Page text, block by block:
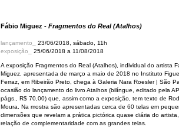
Fábio Miguez - Fragmentos do Real (Atalhos)
lançamento_ 23/06/2018, sábado, 11h
exposição_ 25/06/2018 a 11/08/2018
A exposição Fragmentos do Real (Atalhos), individual do artista
Miguez, apresentada de março a maio de 2018 no Instituto
Ferraz, em Ribeirão Preto, chega à Galeria Nara Roesler | São
ocasião do lançamento do livro Atalhos (bilíngue, editado pela
págs., R$ 70,00) que, assim como a exposição, tem texto de
Moura. Na mostra são apresentadas cerca de 60 telas em
dimensões que revelam a prática pictórica quase diária do
relação de complementaridade com as grandes telas.